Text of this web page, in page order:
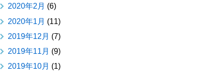
2020年2月 (6)
2020年1月 (11)
2019年12月 (7)
2019年11月 (9)
2019年10月 (1)